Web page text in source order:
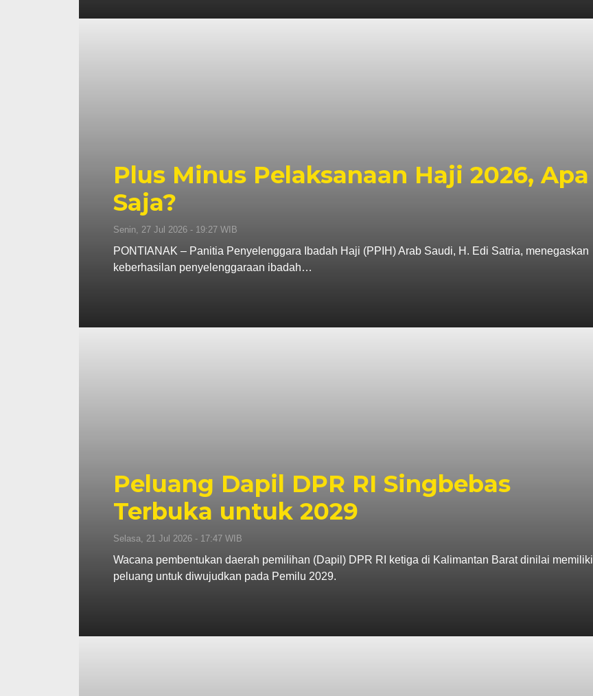
Plus Minus Pelaksanaan Haji 2026, Apa
Saja?
Senin, 27 Jul 2026 - 19:27 WIB
PONTIANAK – Panitia Penyelenggara Ibadah Haji (PPIH) Arab Saudi, H. Edi Satria, menegaskan
keberhasilan penyelenggaraan ibadah…
Peluang Dapil DPR RI Singbebas
Terbuka untuk 2029
Selasa, 21 Jul 2026 - 17:47 WIB
Wacana pembentukan daerah pemilihan (Dapil) DPR RI ketiga di Kalimantan Barat dinilai memiliki
peluang untuk diwujudkan pada Pemilu 2029.